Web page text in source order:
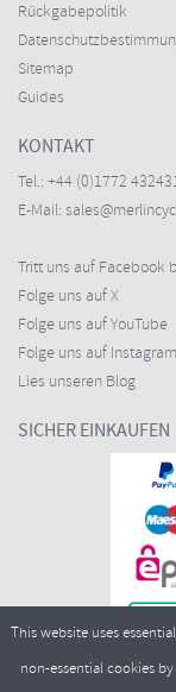
Rückgabepolitik
Sitemap
Guides
KONTAKT
Tel.: +44 (0)1772
E-Mail:
Tritt uns auf Facebook
Folge uns auf X
Folge uns auf YouTube
Folge uns auf Instagram
Lies unseren Blog
SICHER EINKAUFEN
This website uses
non-essential cookies